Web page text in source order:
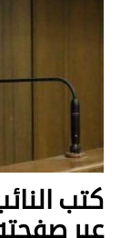
كتب
عبر